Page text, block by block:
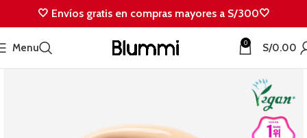
🤍 Envíos gratis en compras mayores a S/300🤍
Menu 0 S/0.00